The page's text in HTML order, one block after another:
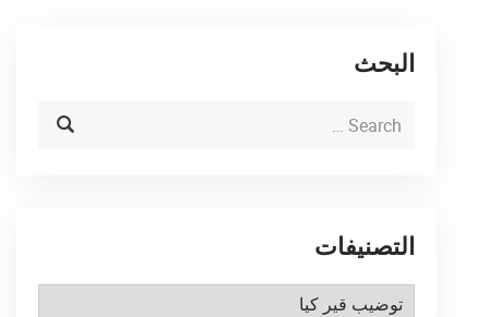
البحث
التصنيفات
التصنيفات